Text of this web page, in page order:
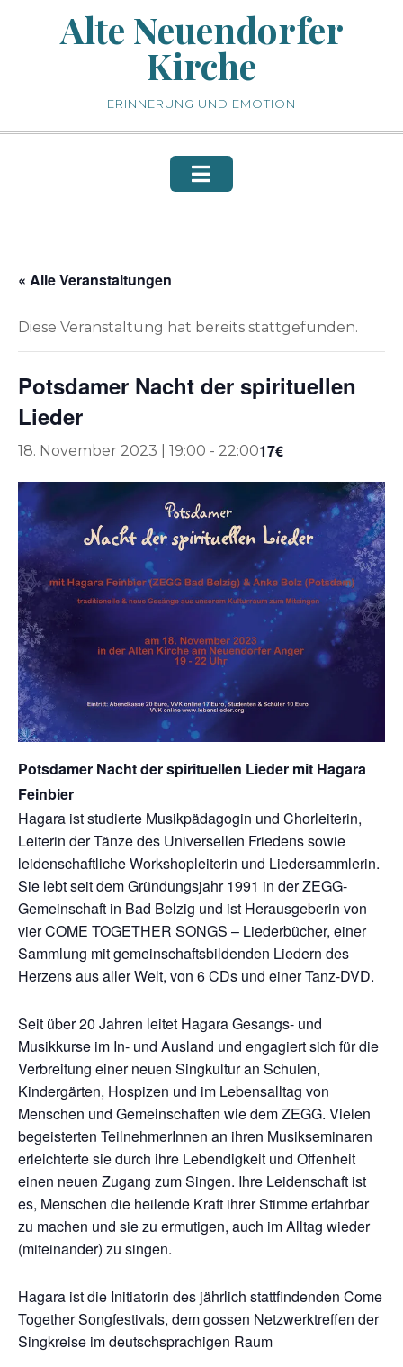
Alte Neuendorfer
Kirche
ERINNERUNG UND EMOTION
« Alle Veranstaltungen
Diese Veranstaltung hat bereits stattgefunden.
Potsdamer Nacht der spirituellen
Lieder
18. November 2023 | 19:00 - 22:0017€
Potsdamer Nacht der spirituellen Lieder mit Hagara
Feinbier
Hagara ist studierte Musikpädagogin und Chorleiterin,
Leiterin der Tänze des Universellen Friedens sowie
leidenschaftliche Workshopleiterin und Liedersammlerin.
Sie lebt seit dem Gründungsjahr 1991 in der ZEGG-
Gemeinschaft in Bad Belzig und ist Herausgeberin von
vier COME TOGETHER SONGS – Liederbücher, einer
Sammlung mit gemeinschaftsbildenden Liedern des
Herzens aus aller Welt, von 6 CDs und einer Tanz-DVD.
Seit über 20 Jahren leitet Hagara Gesangs- und
Musikkurse im In- und Ausland und engagiert sich für die
Verbreitung einer neuen Singkultur an Schulen,
Kindergärten, Hospizen und im Lebensalltag von
Menschen und Gemeinschaften wie dem ZEGG. Vielen
begeisterten TeilnehmerInnen an ihren Musikseminaren
erleichterte sie durch ihre Lebendigkeit und Offenheit
einen neuen Zugang zum Singen. Ihre Leidenschaft ist
es, Menschen die heilende Kraft ihrer Stimme erfahrbar
zu machen und sie zu ermutigen, auch im Alltag wieder
(miteinander) zu singen.
Hagara ist die Initiatorin des jährlich stattfindenden Come
Together Songfestivals, dem gossen Netzwerktreffen der
Singkreise im deutschsprachigen Raum